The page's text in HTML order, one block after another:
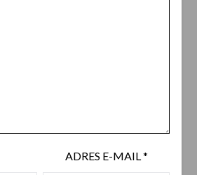
ADRES E-MAIL*